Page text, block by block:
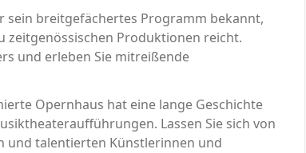
sein breitgefächertes Programm bekannt,
zeitgenössischen Produktionen reicht.
und erleben Sie mitreißende
Opernhaus hat eine lange Geschichte
Lassen Sie sich von
und talentierten Künstlerinnen und